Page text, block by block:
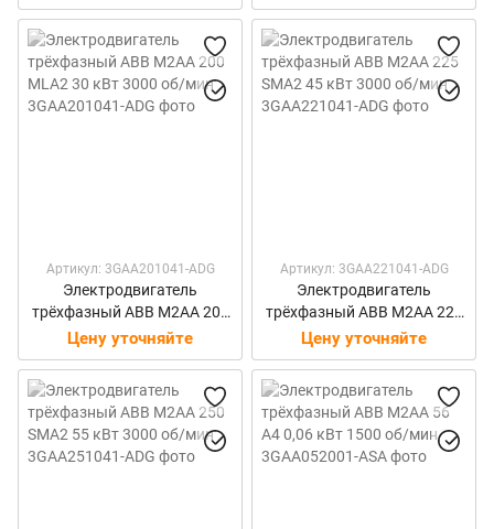
Артикул: 3GAA201041-ADG
Электродвигатель
трёхфазный ABB M2AA 200
MLA2 30 кВт 3000 об/мин
Цену уточняйте
Артикул: 3GAA221041-ADG
Электродвигатель
трёхфазный ABB M2AA 225
SMA2 45 кВт 3000 об/мин
Цену уточняйте